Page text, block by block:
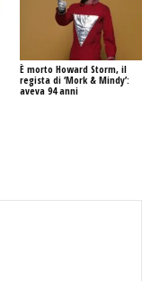
È morto Howard Storm, il
regista di ‘Mork & Mindy’:
aveva 94 anni